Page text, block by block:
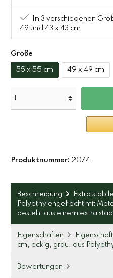
In 3 verschiedenen
49 und 43 x 43 cm
Größe
55 x 55 cm 49 x 49 cm
Produktnummer: 2074
Beschreibung
Extra
Polyethylengeflecht mit
besteht aus einem extra
Eigenschaften
cm, eckig, grau, aus
Bewertungen